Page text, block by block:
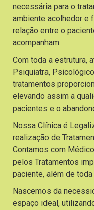
necessária para o
ambiente acolhedor e
relação entre o
acompanham.
Com toda a estrutura,
Psiquiatra,
tratamentos
elevando assim a
pacientes e o
Nossa Clínica é
realização de
Contamos com
pelos Tratamentos
paciente, além de
Nascemos da
espaço ideal,